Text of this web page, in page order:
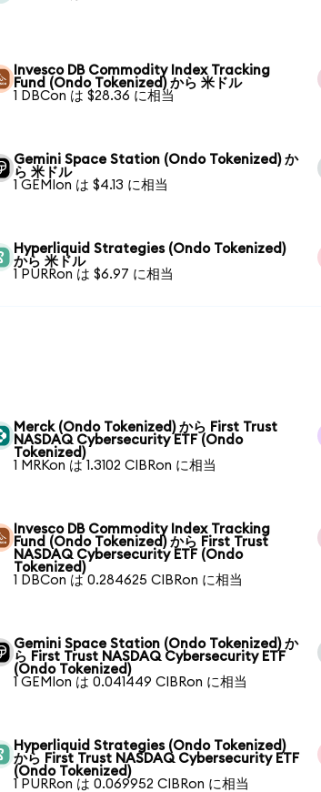
Invesco DB Commodity Index Tracking
Fund (Ondo Tokenized) から 米ドル
1 DBCon は $28.36 に相当
Gemini Space Station (Ondo Tokenized) か
ら 米ドル
1 GEMIon は $4.13 に相当
Hyperliquid Strategies (Ondo Tokenized)
から 米ドル
1 PURRon は $6.97 に相当
Merck (Ondo Tokenized) から First Trust
NASDAQ Cybersecurity ETF (Ondo
Tokenized)
1 MRKon は 1.3102 CIBRon に相当
Invesco DB Commodity Index Tracking
Fund (Ondo Tokenized) から First Trust
NASDAQ Cybersecurity ETF (Ondo
Tokenized)
1 DBCon は 0.284625 CIBRon に相当
Gemini Space Station (Ondo Tokenized) か
ら First Trust NASDAQ Cybersecurity ETF
(Ondo Tokenized)
1 GEMIon は 0.041449 CIBRon に相当
Hyperliquid Strategies (Ondo Tokenized)
から First Trust NASDAQ Cybersecurity ETF
(Ondo Tokenized)
1 PURRon は 0.069952 CIBRon に相当